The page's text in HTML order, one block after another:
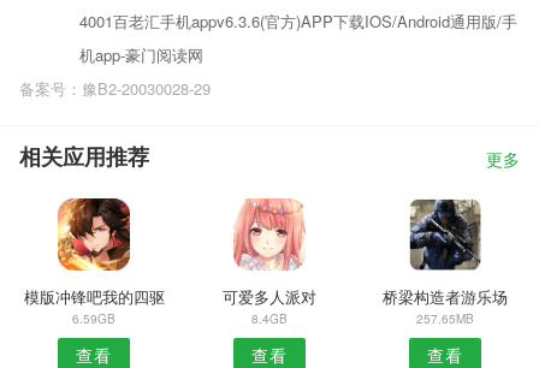
4001百老汇手机appv6.3.6(官方)APP下载IOS/Android通用版/手
机app-豪门阅读网
备案号：豫B2-20030028-29
相关应用推荐 更多
模版冲锋吧我的四驱
6.59GB
查看
可爱多人派对
8.4GB
查看
桥梁构造者游乐场
257.65MB
查看